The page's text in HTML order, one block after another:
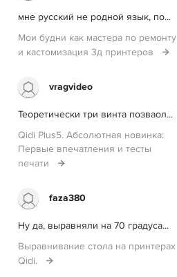
мне русский не родной язык, по...
Мои будни как мастера по ремонту
и кастомизация 3д принтеров
vragvideo
Теоретически три винта позваол...
Qidi Plus5. Абсолютная новинка:
Первые впечатления и тесты
печати
faza380
Ну да, выравняли на 70 градуса...
Выравнивание стола на принтерах
Qidi.